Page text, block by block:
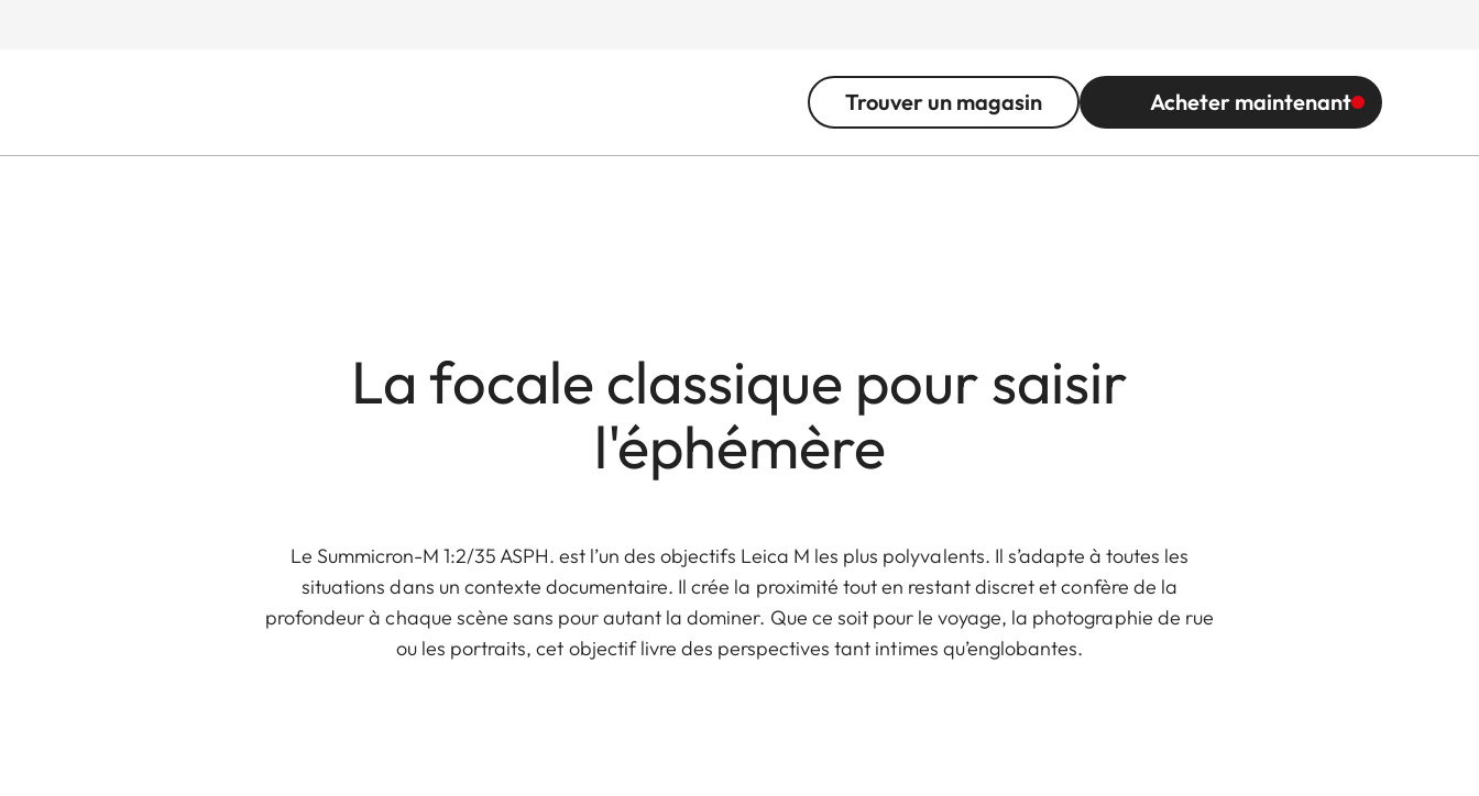
Trouver un magasin Acheter maintenant
La focale classique pour saisir
l'éphémère
Le Summicron-M 1:2/35 ASPH. est l’un des objectifs Leica M les plus polyvalents. Il s’adapte à toutes les
situations dans un contexte documentaire. Il crée la proximité tout en restant discret et confère de la
profondeur à chaque scène sans pour autant la dominer. Que ce soit pour le voyage, la photographie de rue
ou les portraits, cet objectif livre des perspectives tant intimes qu’englobantes.